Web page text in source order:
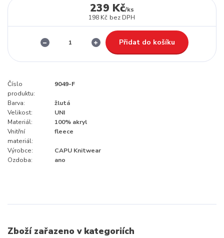
239 Kč/ks
198 Kč bez DPH
Přidat do košíku
Číslo
produktu:
9049-F
Barva:
žlutá
Velikost:
UNI
Materiál:
100% akryl
Vnitřní
materiál:
fleece
Výrobce:
CAPU Knitwear
Ozdoba:
ano
Zboží zařazeno v kategoriích